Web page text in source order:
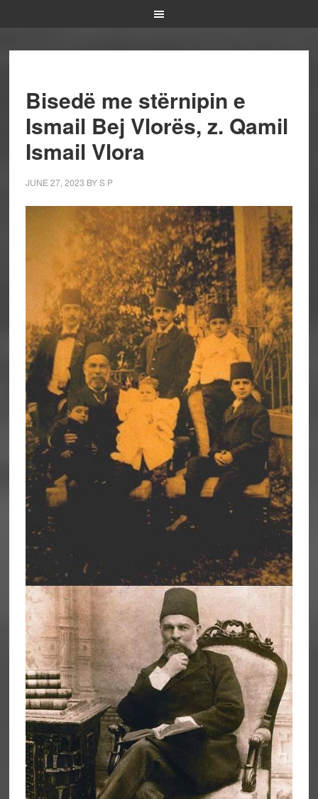
Bisedë me stërnipin e
Ismail Bej Vlorës, z. Qamil
Ismail Vlora
JUNE 27, 2023 BYS P